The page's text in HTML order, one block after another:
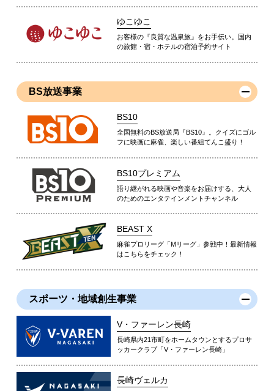
ゆこゆこ
お客様の『良質な温泉旅』をお手伝い。国内
の旅館・宿・ホテルの宿泊予約サイト
BS放送事業
BS10
全国無料のBS放送局『BS10』。クイズにゴル
フに映画に麻雀、楽しい番組てんこ盛り！
BS10プレミアム
語り継がれる映画や音楽をお届けする、大人
のためのエンタテインメントチャンネル
BEAST X
麻雀プロリーグ「Mリーグ」参戦中！最新情報
はこちらをチェック！
スポーツ・地域創生事業
V・ファーレン長崎
長崎県内21市町をホームタウンとするプロサ
ッカークラブ「V・ファーレン長崎」
長崎ヴェルカ